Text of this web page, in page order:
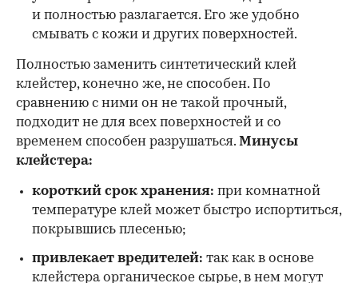
и полностью разлагается. Его же удобно
смывать с кожи и других поверхностей.
Полностью заменить синтетический клей
клейстер, конечно же, не способен. По
сравнению с ними он не такой прочный,
подходит не для всех поверхностей и со
временем способен разрушаться. Минусы
клейстера:
короткий срок хранения: при комнатной
температуре клей может быстро испортиться,
покрывшись плесенью;
привлекает вредителей: так как в основе
клейстера органическое сырье, в нем могут